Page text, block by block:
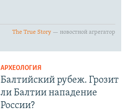
АРХЕОЛОГИЯ
Балтийский рубеж. Грозит
ли Балтии нападение
России?